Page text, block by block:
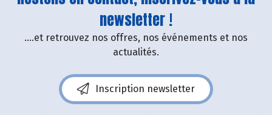
newsletter !
....et retrouvez nos offres, nos événements et nos
actualités.
Inscription newsletter